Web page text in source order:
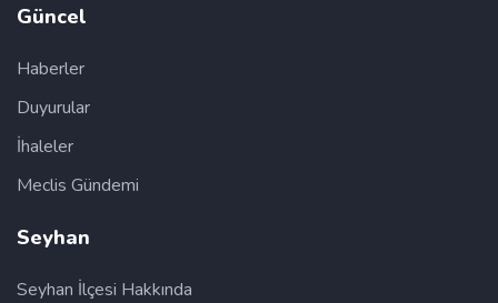
Güncel
Haberler
Duyurular
İhaleler
Meclis Gündemi
Seyhan
Seyhan İlçesi Hakkında